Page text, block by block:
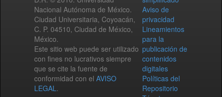
Nacional Autónoma de México.
Ciudad Universitaria, Coyoacán,
C. P. 04510, Ciudad de México,
México.
Este sitio web puede ser utilizado
con fines no lucrativos siempre
que se cite la fuente de
conformidad con el AVISO
LEGAL.
Aviso de
privacidad
Lineamientos
para la
publicación de
contenidos
digitales
Políticas del
Repositorio